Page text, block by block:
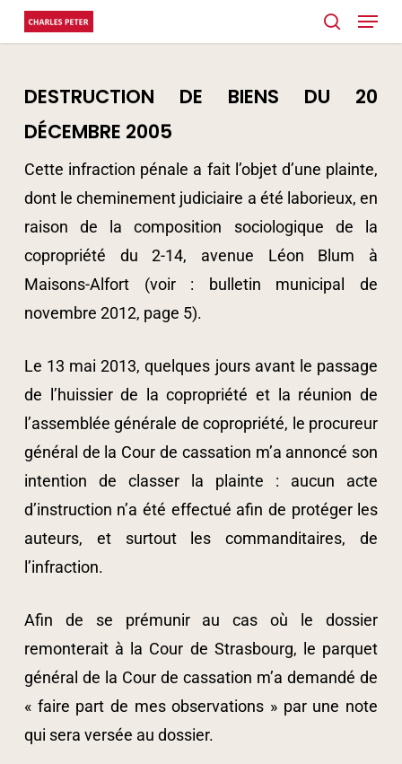
Skip
to
content
search
Menu
DESTRUCTION DE BIENS DU 20
DÉCEMBRE 2005
Cette infraction pénale a fait l’objet d’une plainte,
dont le cheminement judiciaire a été laborieux, en
raison de la composition sociologique de la
copropriété du 2-14, avenue Léon Blum à
Maisons-Alfort (voir : bulletin municipal de
novembre 2012, page 5).
Le 13 mai 2013, quelques jours avant le passage
de l’huissier de la copropriété et la réunion de
l’assemblée générale de copropriété, le procureur
général de la Cour de cassation m’a annoncé son
intention de classer la plainte : aucun acte
d’instruction n’a été effectué afin de protéger les
auteurs, et surtout les commanditaires, de
l’infraction.
Afin de se prémunir au cas où le dossier
remonterait à la Cour de Strasbourg, le parquet
général de la Cour de cassation m’a demandé de
« faire part de mes observations » par une note
qui sera versée au dossier.